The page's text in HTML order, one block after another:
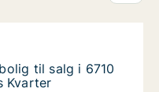
til salg i 6710
i 6710 Esbjerg V,
til salg i 6710
til salg i 6710
Kvarter